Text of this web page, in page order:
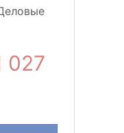
027